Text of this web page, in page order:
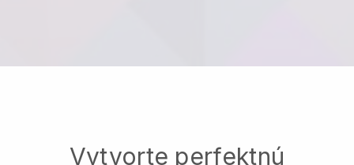
Vytvorte perfektnú